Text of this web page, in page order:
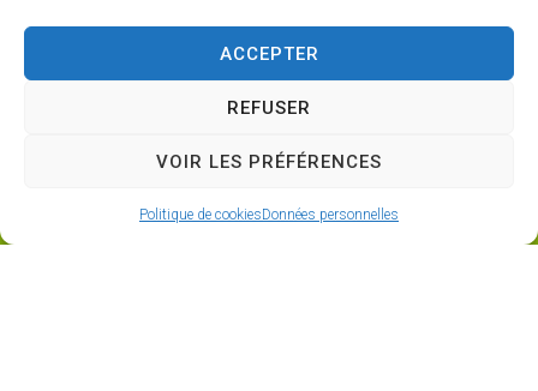
ACCEPTER
REFUSER
VOIR LES PRÉFÉRENCES
Politique de cookiesDonnées personnelles
FACEBOOKINSTAGRAM